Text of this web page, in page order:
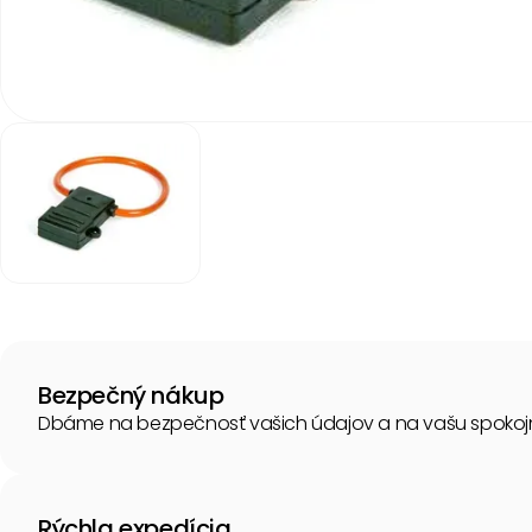
Bezpečný nákup
Dbáme na bezpečnosť vašich údajov a na vašu